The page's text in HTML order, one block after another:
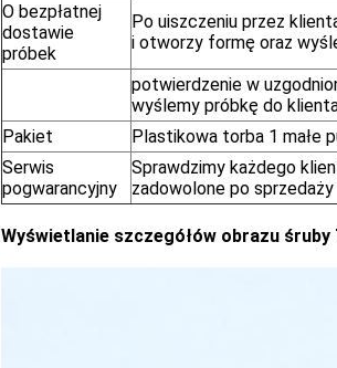
O bezpłatnej
dostawie
próbek
Po uiszczeniu przez
i otworzy formę oraz
potwierdzenie w
wyślemy próbkę do
Pakiet
Plastikowa torba 1 małe
Serwis
pogwarancyjny
Sprawdzimy każdego
zadowolone po sprzedaży
Wyświetlanie szczegółów obrazu